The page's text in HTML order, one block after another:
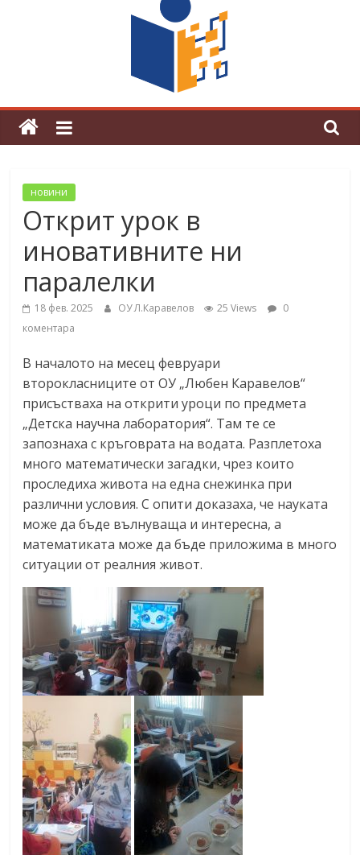
граници“
Магията на Андерсен оживя в ОУ
„Любен Каравелов“
новини
Открит урок в
иновативните ни
паралелки
18 фев. 2025 ОУ Л.Каравелов 25 Views
0
коментара
В началото на месец февруари
второкласниците от ОУ „Любен Каравелов“
присъстваха на открити уроци по предмета
„Детска научна лаборатория“. Там те се
запознаха с кръговрата на водата. Разплетоха
много математически загадки, чрез които
проследиха живота на една снежинка при
различни условия. С опити доказаха, че науката
може да бъде вълнуваща и интересна, а
математиката може да бъде приложима в много
ситуации от реалния живот.